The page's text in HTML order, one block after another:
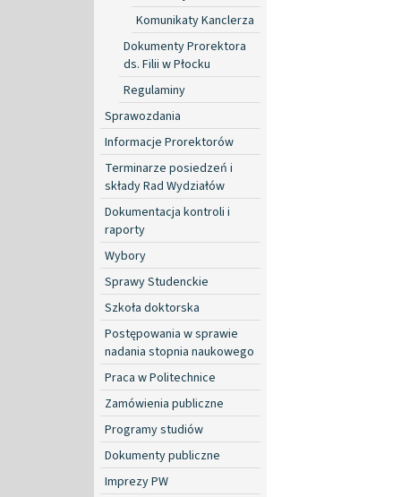
Komunikaty Kanclerza
Dokumenty Prorektora
ds. Filii w Płocku
Regulaminy
Sprawozdania
Informacje Prorektorów
Terminarze posiedzeń i
składy Rad Wydziałów
Dokumentacja kontroli i
raporty
Wybory
Sprawy Studenckie
Szkoła doktorska
Postępowania w sprawie
nadania stopnia naukowego
Praca w Politechnice
Zamówienia publiczne
Programy studiów
Dokumenty publiczne
Imprezy PW